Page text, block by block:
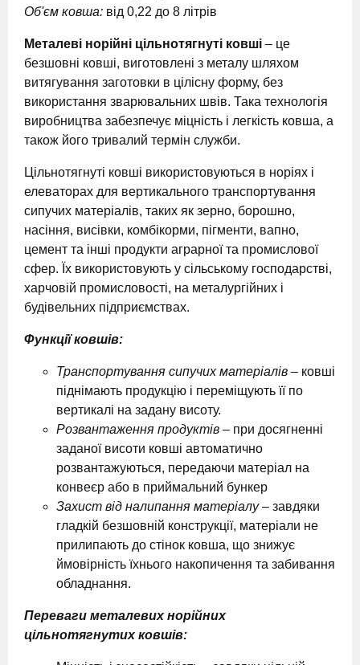
Об'єм ковша: від 0,22 до 8 літрів
Металеві норійні цільнотягнуті ковші – це
безшовні ковші, виготовлені з металу шляхом
витягування заготовки в цілісну форму, без
використання зварювальних швів. Така технологія
виробництва забезпечує міцність і легкість ковша, а
також його тривалий термін служби.
Цільнотягнуті ковші використовуються в норіях і
елеваторах для вертикального транспортування
сипучих матеріалів, таких як зерно, борошно,
насіння, висівки, комбікорми, пігменти, вапно,
цемент та інші продукти аграрної та промислової
сфер. Їх використовують у сільському господарстві,
харчовій промисловості, на металургійних і
будівельних підприємствах.
Функції ковшів:
Транспортування сипучих матеріалів – ковші
піднімають продукцію і переміщують її по
вертикалі на задану висоту.
Розвантаження продуктів – при досягненні
заданої висоти ковші автоматично
розвантажуються, передаючи матеріал на
конвеєр або в приймальний бункер
Захист від налипання матеріалу– завдяки
гладкій безшовній конструкції, матеріали не
прилипають до стінок ковша, що знижує
ймовірність їхнього накопичення та забивання
обладнання.
Переваги металевих норійних
цільнотягнутих ковшів: